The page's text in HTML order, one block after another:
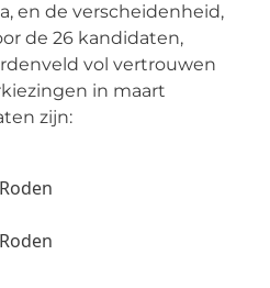
en de verscheidenheid,
de 26 kandidaten,
vol vertrouwen
in maart
zijn:
Stllle